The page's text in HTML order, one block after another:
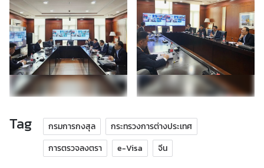
แ
บ
บ
ฟ
อ
ร์
Tag กรมการกงสุล
กระทรวงการต่างประเทศ
การตรวจลงตรา
e-Visa จีน